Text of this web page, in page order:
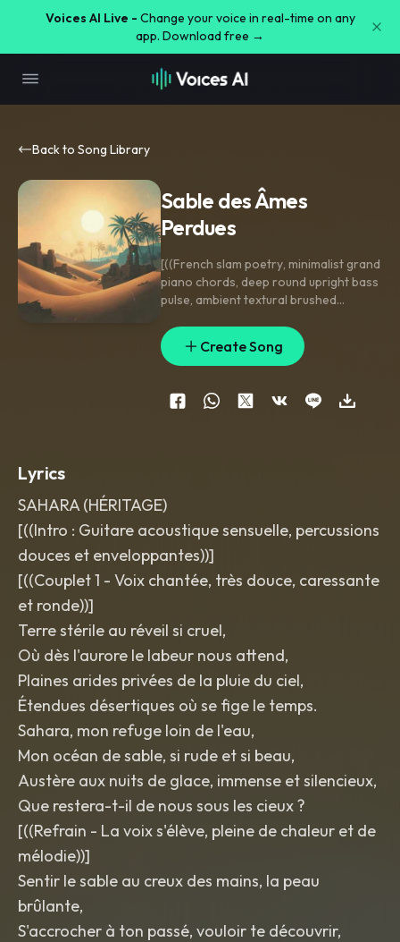
Voices AI Live - Change your voice in real-time on any
app. Download free →
Back to Song Library
Sable des Âmes
Perdues
[((French slam poetry, minimalist grand
piano chords, deep round upright bass
pulse, ambient textural brushed
gravelly male baritone voice
spoken word delivery
high gravitas
melancholic and cinematic
atmosphere
authentic universal))]
Create Song
Lyrics
SAHARA (HÉRITAGE)
​[((Intro : Guitare acoustique sensuelle, percussions
douces et enveloppantes))]
​[((Couplet 1 - Voix chantée, très douce, caressante
et ronde))]
Terre stérile au réveil si cruel,
Où dès l'aurore le labeur nous attend,
Plaines arides privées de la pluie du ciel,
Étendues désertiques où se fige le temps.
Sahara, mon refuge loin de l'eau,
Mon océan de sable, si rude et si beau,
Austère aux nuits de glace, immense et silencieux,
Que restera-t-il de nous sous les cieux ?
​[((Refrain - La voix s'élève, pleine de chaleur et de
mélodie))]
Sentir le sable au creux des mains, la peau
brûlante,
S'accrocher à ton passé, vouloir te découvrir,